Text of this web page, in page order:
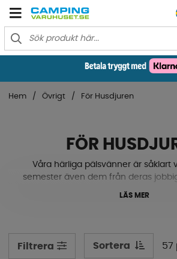
Hem Övrigt För Husdjuren
FÖR
Våra härliga pälsvänner är såklart
semester även dem från deras
allt sovande och ätande. Här har
något som din lille kamrat
LÄS MER
Filtrera Sortera 57